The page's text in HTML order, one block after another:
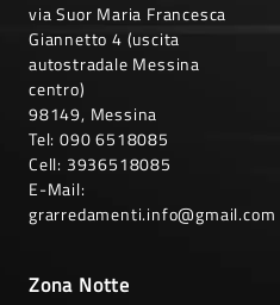
via Suor Maria Francesca
Giannetto 4 (uscita
autostradale Messina
centro)
98149, Messina
Tel: 090 6518085
Cell: 3936518085
E-Mail:
grarredamenti.info@gmail.com
Zona Notte